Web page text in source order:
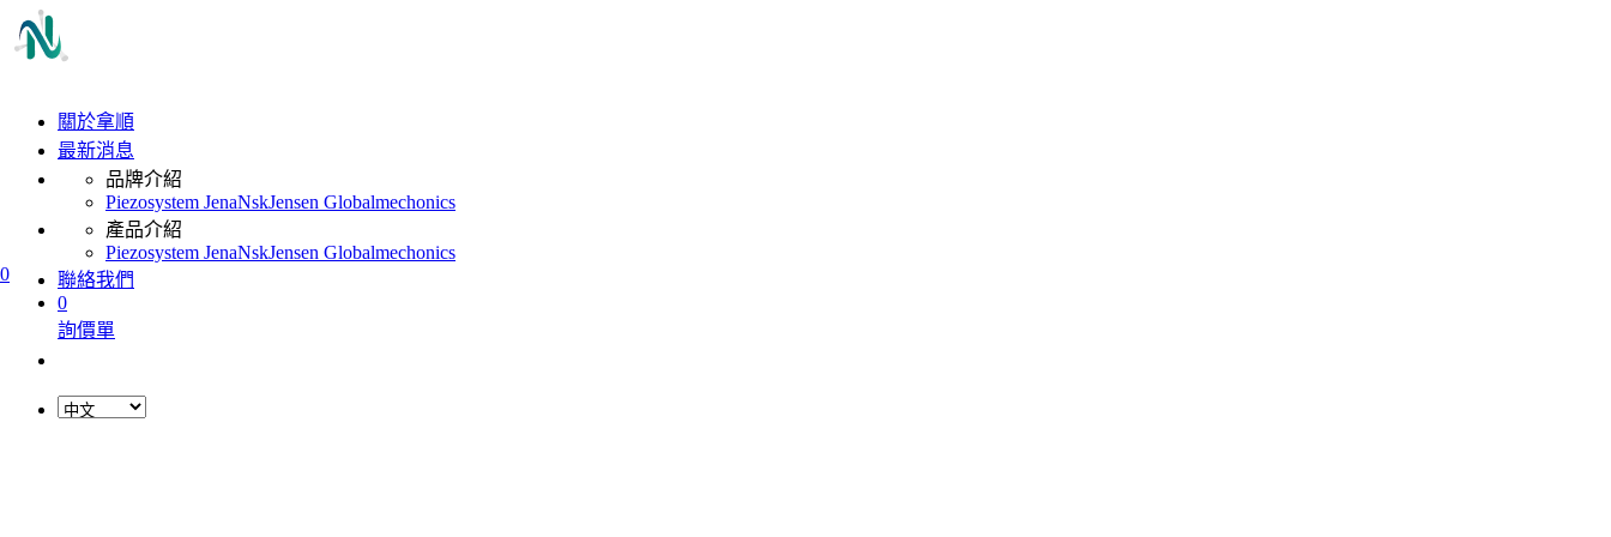
0
關於拿順
最新消息
品牌介紹
Piezosystem JenaNskJensen Globalmechonics
產品介紹
Piezosystem JenaNskJensen Globalmechonics
聯絡我們
0
詢價單